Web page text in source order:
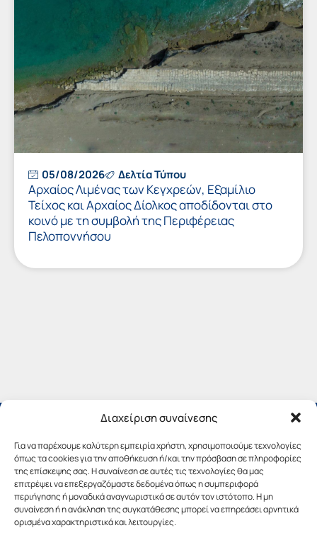
Διαχείριση συναίνεσης
Για να παρέχουμε καλύτερη εμπειρία χρήστη, χρησιμοποιούμε τεχνολογίες
όπως τα cookies για την αποθήκευση ή/και την πρόσβαση σε πληροφορίες
της επίσκεψης σας. Η συναίνεση σε αυτές τις τεχνολογίες θα μας
επιτρέψει να επεξεργαζόμαστε δεδομένα όπως η συμπεριφορά
περιήγησης ή μοναδικά αναγνωριστικά σε αυτόν τον ιστότοπο. Η μη
συναίνεση ή η ανάκληση της συγκατάθεσης μπορεί να επηρεάσει αρνητικά
ορισμένα χαρακτηριστικά και λειτουργίες.
05/08/2026 Δελτία Τύπου
Αρχαίος Λιμένας των Κεγχρεών, Εξαμίλιο
Τείχος και Aρχαίος Δίολκος αποδίδονται στο
κοινό με τη συμβολή της Περιφέρειας
Πελοποννήσου